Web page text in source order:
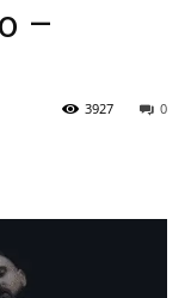
–
0
3927